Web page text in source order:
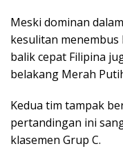
Meski dominan
kesulitan
balik cepat Filipina
belakang Merah
Kedua tim tampak
pertandingan ini
klasemen Grup C.